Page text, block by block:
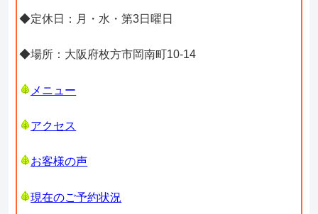
◆定休日：月・水・第3日曜日
◆場所：大阪府枚方市岡南町10-14
メニュー
アクセス
お客様の声
現在のご予約状況